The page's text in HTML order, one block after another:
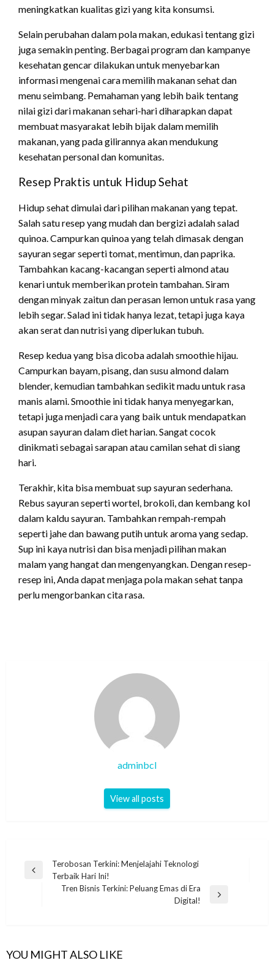
meningkatkan kualitas gizi yang kita konsumsi.
Selain perubahan dalam pola makan, edukasi tentang gizi
juga semakin penting. Berbagai program dan kampanye
kesehatan gencar dilakukan untuk menyebarkan
informasi mengenai cara memilih makanan sehat dan
menu seimbang. Pemahaman yang lebih baik tentang
nilai gizi dari makanan sehari-hari diharapkan dapat
membuat masyarakat lebih bijak dalam memilih
makanan, yang pada gilirannya akan mendukung
kesehatan personal dan komunitas.
Resep Praktis untuk Hidup Sehat
Hidup sehat dimulai dari pilihan makanan yang tepat.
Salah satu resep yang mudah dan bergizi adalah salad
quinoa. Campurkan quinoa yang telah dimasak dengan
sayuran segar seperti tomat, mentimun, dan paprika.
Tambahkan kacang-kacangan seperti almond atau
kenari untuk memberikan protein tambahan. Siram
dengan minyak zaitun dan perasan lemon untuk rasa yang
lebih segar. Salad ini tidak hanya lezat, tetapi juga kaya
akan serat dan nutrisi yang diperlukan tubuh.
Resep kedua yang bisa dicoba adalah smoothie hijau.
Campurkan bayam, pisang, dan susu almond dalam
blender, kemudian tambahkan sedikit madu untuk rasa
manis alami. Smoothie ini tidak hanya menyegarkan,
tetapi juga menjadi cara yang baik untuk mendapatkan
asupan sayuran dalam diet harian. Sangat cocok
dinikmati sebagai sarapan atau camilan sehat di siang
hari.
Terakhir, kita bisa membuat sup sayuran sederhana.
Rebus sayuran seperti wortel, brokoli, dan kembang kol
dalam kaldu sayuran. Tambahkan rempah-rempah
seperti jahe dan bawang putih untuk aroma yang sedap.
Sup ini kaya nutrisi dan bisa menjadi pilihan makan
malam yang hangat dan mengenyangkan. Dengan resep-
resep ini, Anda dapat menjaga pola makan sehat tanpa
perlu mengorbankan cita rasa.
adminbcl
View all posts
Post
navigation
Previous
Terobosan Terkini: Menjelajahi Teknologi
Terbaik Hari Ini!
Tren Bisnis Terkini: Peluang Emas di Era
Digital!
YOU MIGHT ALSO LIKE